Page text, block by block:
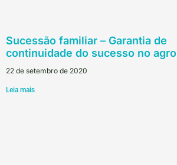
Sucessão familiar – Garantia de
continuidade do sucesso no agro
22 de setembro de 2020
Leia mais